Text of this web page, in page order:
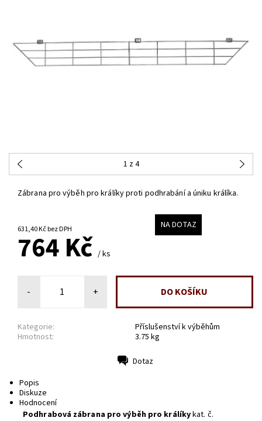
1 z 4
Zábrana pro výběh pro králíky proti podhrabání a úniku králíka.
631,40 Kč bez DPH NA DOTAZ
764 Kč / ks
- +
Kategorie:
Příslušenství k výběhům
Hmotnost:
3.75 kg
Dotaz
Popis
Diskuze
Hodnocení
Podhrabová zábrana pro výběh pro králíkykat. č.